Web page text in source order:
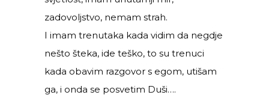
zadovoljstvo, nemam strah.
I imam trenutaka kada vidim da negdje
nešto šteka, ide teško, to su trenuci
kada obavim razgovor s egom, utišam
ga, i onda se posvetim Duši….